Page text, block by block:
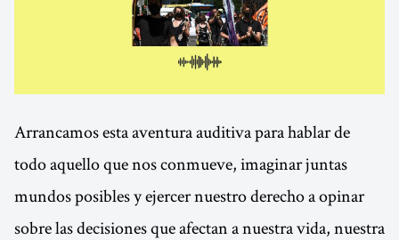
Arrancamos esta aventura auditiva para hablar de
todo aquello que nos conmueve, imaginar juntas
mundos posibles y ejercer nuestro derecho a opinar
sobre las decisiones que afectan a nuestra vida, nuestra